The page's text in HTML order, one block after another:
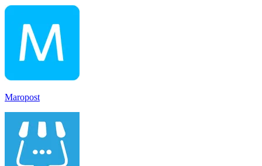
Maropost